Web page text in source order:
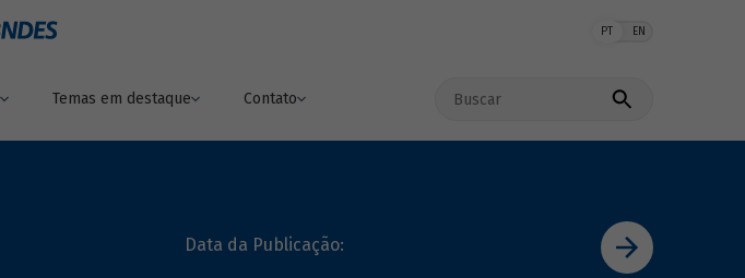
PT EN
Temas em destaque Contato
Data da Publicação: